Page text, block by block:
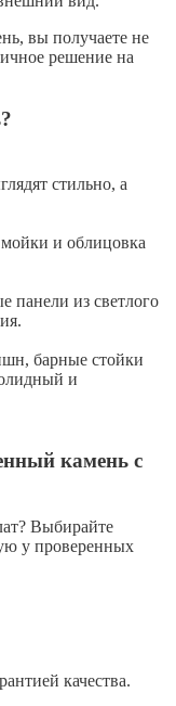
вы получаете не
решение на
стильно, а
и облицовка
панели из светлого
барные стойки
и
камень с
Выбирайте
у проверенных
качества.